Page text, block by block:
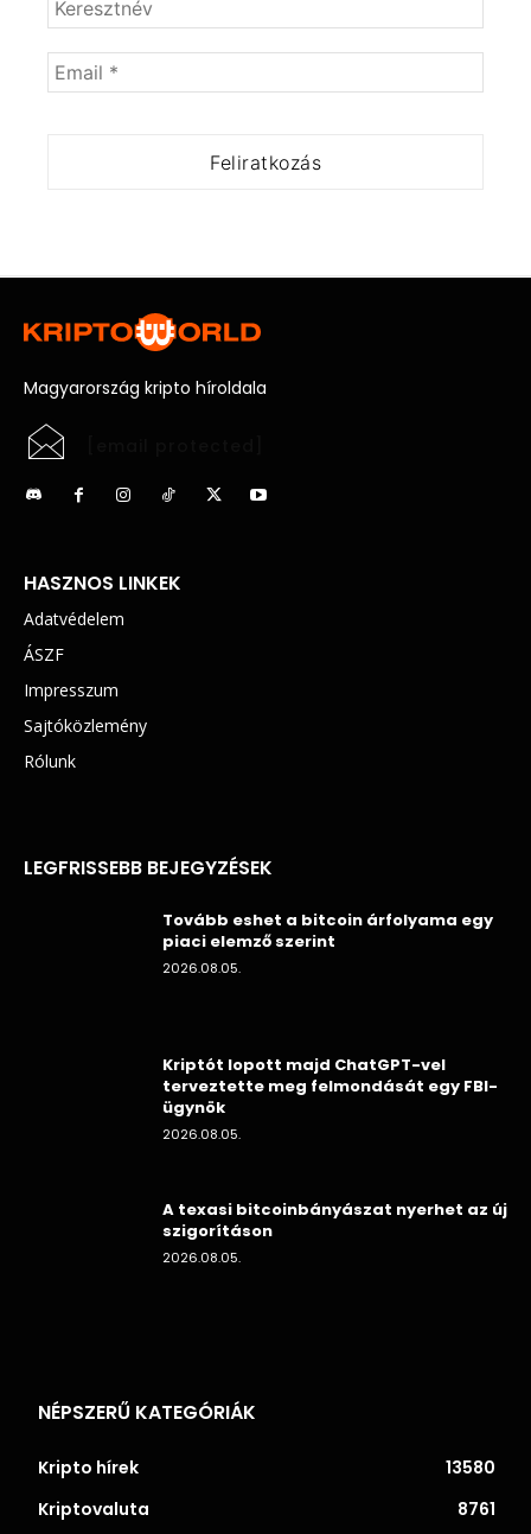
Magyarország kripto híroldala
HASZNOS LINKEK
Adatvédelem
ÁSZF
Impresszum
Sajtóközlemény
Rólunk
LEGFRISSEBB BEJEGYZÉSEK
Tovább eshet a bitcoin árfolyama egy
piaci elemző szerint
2026.08.05.
Kriptót lopott majd ChatGPT-vel
terveztette meg felmondását egy FBI-
ügynök
2026.08.05.
A texasi bitcoinbányászat nyerhet az új
szigorításon
2026.08.05.
NÉPSZERŰ KATEGÓRIÁK
Kripto hírek
13580
Kriptovaluta
8761